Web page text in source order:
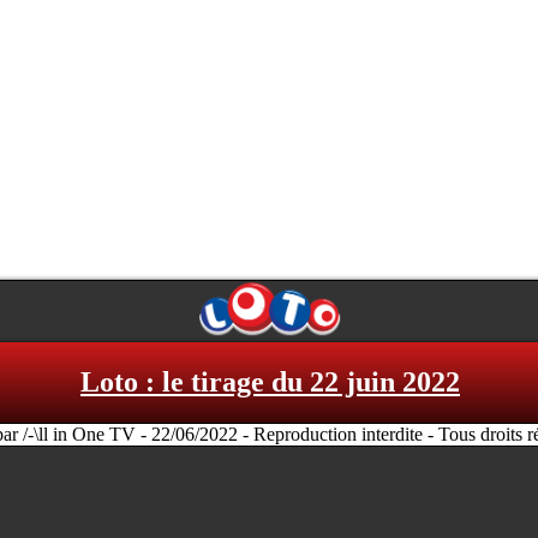
Loto : le tirage du 22 juin 2022
/-\ll in One TV - 22/06/2022 - Reproduction interdite - Tous droits